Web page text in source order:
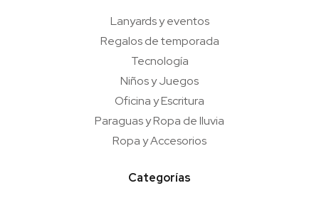
Lanyards y eventos
Regalos de temporada
Tecnología
Niños y Juegos
Oficina y Escritura
Paraguas y Ropa de lluvia
Ropa y Accesorios
Categorías